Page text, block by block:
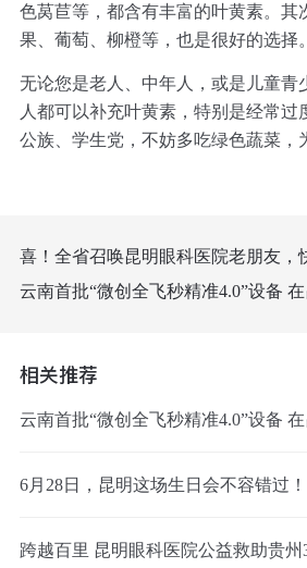
色莴苣等，都含有丰富的叶黄素。其
果、葡萄、柳橙等，也是很好的选择。
无论您是老人、中年人，或是儿童青
人都可以补充叶黄素，特别是经常过
公族、学生党，不妨多吃绿色蔬菜，
相关推荐
6月28日，昆明这场生日会不容错过！
跨越百里 昆明眼科医院公益救助贵